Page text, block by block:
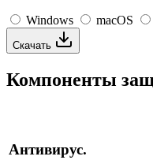
Windows macOS
Скачать
Компоненты
Антивирус.